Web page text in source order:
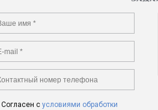
Согласен сусловиями обработки